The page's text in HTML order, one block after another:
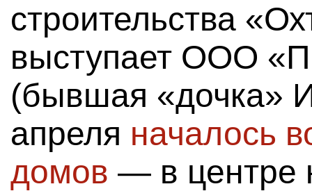
строительства
выступает ООО
(бывшая «дочка»
апреля началось
домов — в центре